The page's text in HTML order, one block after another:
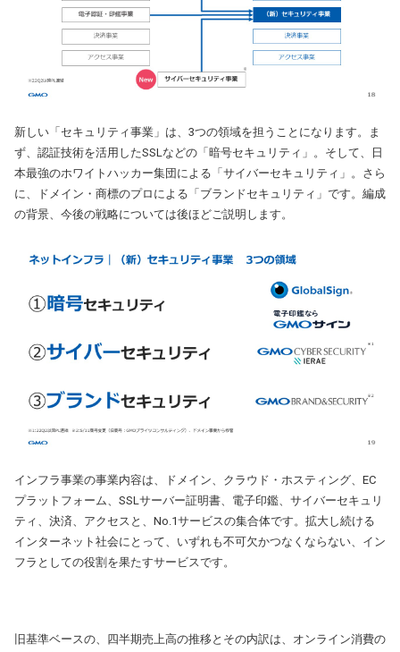
新しい「セキュリティ事業」は、3つの領域を担うことになります。ま
ず、認証技術を活用したSSLなどの「暗号セキュリティ」。そして、日
本最強のホワイトハッカー集団による「サイバーセキュリティ」。さら
に、ドメイン・商標のプロによる「ブランドセキュリティ」です。編成
の背景、今後の戦略については後ほどご説明します。
インフラ事業の事業内容は、ドメイン、クラウド・ホスティング、EC
プラットフォーム、SSLサーバー証明書、電子印鑑、サイバーセキュリ
ティ、決済、アクセスと、No.1サービスの集合体です。拡大し続ける
インターネット社会にとって、いずれも不可欠かつなくならない、イン
フラとしての役割を果たすサービスです。
旧基準ベースの、四半期売上高の推移とその内訳は、オンライン消費の